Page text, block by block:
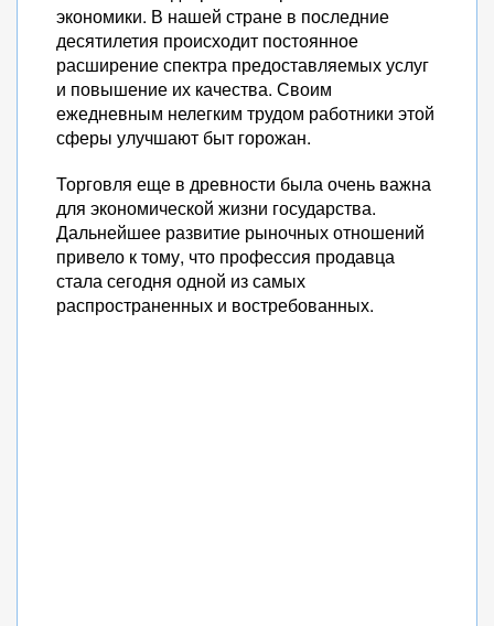
экономики. В нашей стране в последние
десятилетия происходит постоянное
расширение спектра предоставляемых услуг
и повышение их качества. Своим
ежедневным нелегким трудом работники этой
сферы улучшают быт горожан.
Торговля еще в древности была очень важна
для экономической жизни государства.
Дальнейшее развитие рыночных отношений
привело к тому, что профессия продавца
стала сегодня одной из самых
распространенных и востребованных.